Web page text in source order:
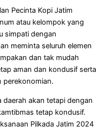
Pecinta Kopi Jatim
atau kelompok yang
simpati dengan
meminta seluruh elemen
dan tak mudah
aman dan kondusif serta
perekonomian.
daerah akan tetapi dengan
tetap kondusif.
Pilkada Jatim 2024